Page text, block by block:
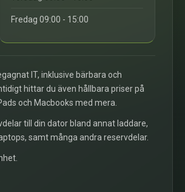
Fredag 09:00 - 15:00
IT, inklusive bärbara och
hittar du även hållbara priser på
och Macbooks med mera.
till din dator bland annat laddare,
samt många andra reservdelar.